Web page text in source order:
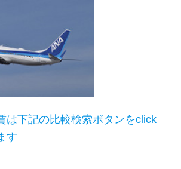
は下記の比較検索ボタンをclick
す